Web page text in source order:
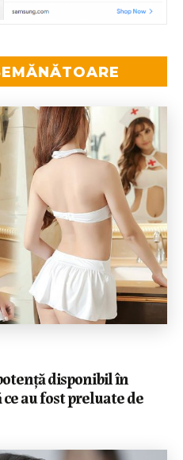
disponibil în
au fost preluate de